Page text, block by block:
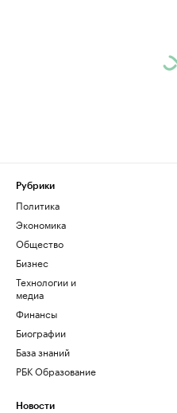
Рубрики
Политика
Экономика
Общество
Бизнес
Технологии и
медиа
Финансы
Биографии
База знаний
РБК Образование
Новости